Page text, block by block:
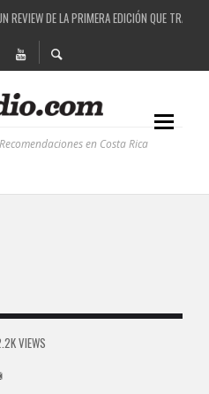
UNA COMBINACIÓN EXITOSA
ESTÁ TRANSFORMANDO LA CALIDAD DE
BBC RADIOPHONIC WORKSHOP
en Costa Rica
VIEWS